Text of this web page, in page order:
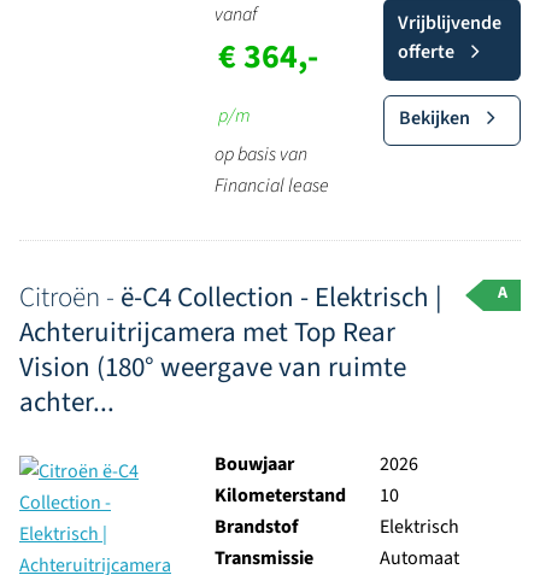
vanaf
€ 364,-
p/m
op basis van
Financial lease
Vrijblijvende
offerte
Bekijken
Citroën - ë-C4 Collection - Elektrisch |
Achteruitrijcamera met Top Rear
Vision (180° weergave van ruimte
achter...
A
Bouwjaar
2026
Kilometerstand
10
Brandstof
Elektrisch
Transmissie
Automaat